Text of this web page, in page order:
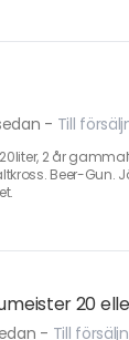
- Till
2 år
Beer-Gun.
20
- Till